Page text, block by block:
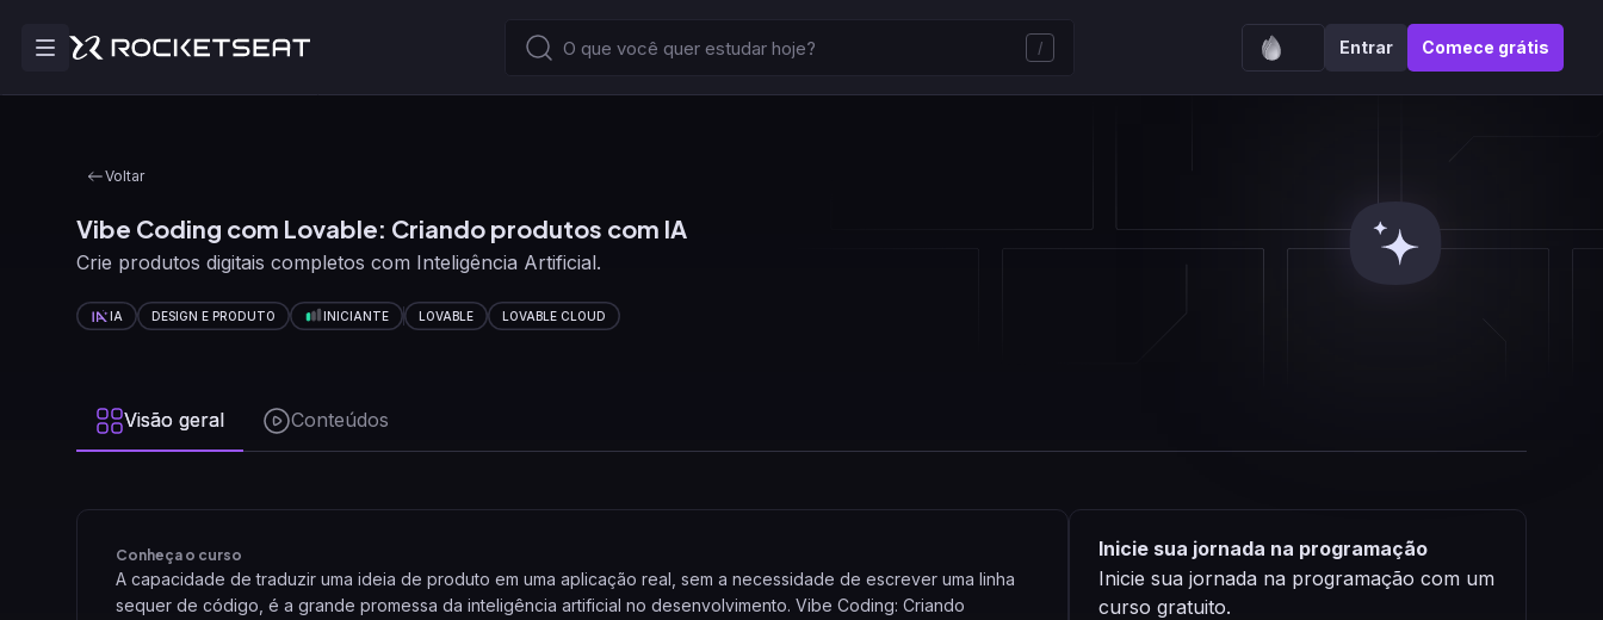
/ Entrar Comece grátis
Voltar
Vibe Coding com Lovable: Criando produtos com IA
Crie produtos digitais completos com Inteligência Artificial.
IA DESIGN E PRODUTO INICIANTE LOVABLE LOVABLE CLOUD
Visão geral Conteúdos
Conheça o curso
A capacidade de traduzir uma ideia de produto em uma aplicação real, sem a necessidade de escrever uma linha
sequer de código, é a grande promessa da inteligência artificial no desenvolvimento. Vibe Coding: Criando
Inicie sua jornada na programação
Inicie sua jornada na programação com um
curso gratuito.